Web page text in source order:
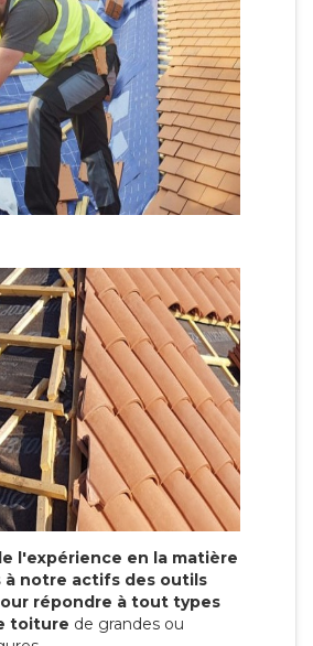
l'expérience en la matière
à notre actifs des outils
répondre à tout types
toiture de grandes ou